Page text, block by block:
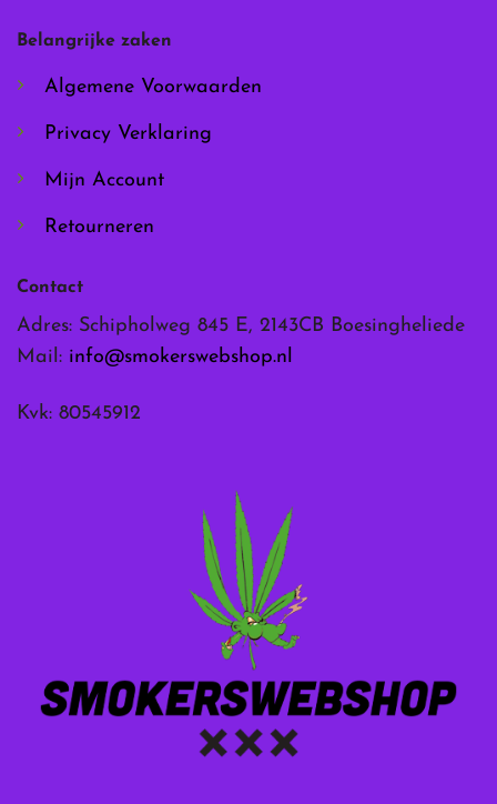
op
de
productpagina
Belangrijke zaken
Algemene Voorwaarden
Privacy Verklaring
Mijn Account
Retourneren
Contact
Adres: Schipholweg 845 E, 2143CB Boesingheliede
Mail: info@smokerswebshop.nl
Kvk: 80545912